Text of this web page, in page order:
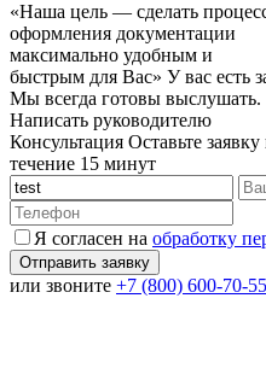
«Наша цель — сделать
оформления документации
максимально удобным и
быстрым для Вас» У вас есть
Мы всегда готовы выслушать.
Написать руководителю
Консультация Оставьте
течение 15 минут
Я согласен на обработку
или звоните +7 (800) 600-70-55